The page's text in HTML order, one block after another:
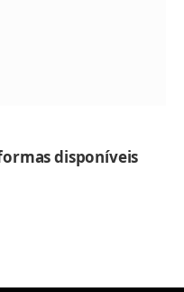
disponíveis